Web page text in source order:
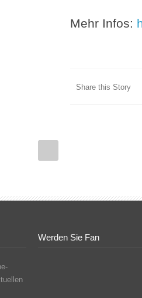
Mehr Infos:
Share this Story
Werden Sie Fan